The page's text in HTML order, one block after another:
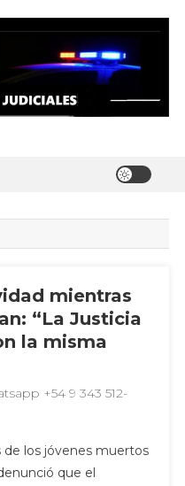
mientras
“La Justicia
la misma
+54 9 343 512-
de los jóvenes muertos
que el